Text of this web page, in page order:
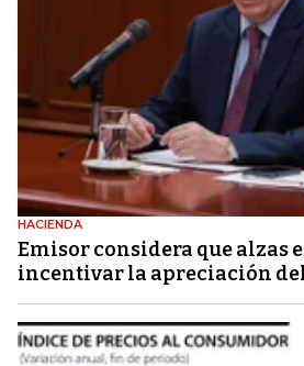
HACIENDA
Emisor considera que alzas
incentivar la apreciación